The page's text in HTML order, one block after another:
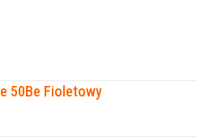
50Be Fioletowy